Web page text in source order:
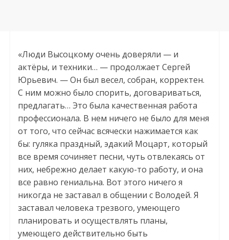
«Люди Высоцкому очень доверяли — и
актёры, и техники… — продолжает Сергей
Юрьевич. — Он был весел, собран, корректен.
С ним можно было спорить, договариваться,
предлагать… Это была качественная работа
профессионала. В нем ничего не было для меня
от того, что сейчас всячески нажимается как
бы: гуляка праздный, эдакий Моцарт, который
все время сочиняет песни, чуть отвлекаясь от
них, небрежно делает какую-то работу, и она
все равно гениальна. Вот этого ничего я
никогда не заставал в общении с Володей. Я
заставал человека трезвого, умеющего
планировать и осуществлять планы,
умеющего действительно быть